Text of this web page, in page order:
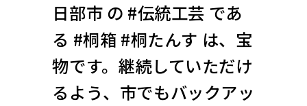
日部市 の #伝統工芸 であ
る #桐箱 #桐たんす は、宝
物です。継続していただけ
るよう、市でもバックアッ